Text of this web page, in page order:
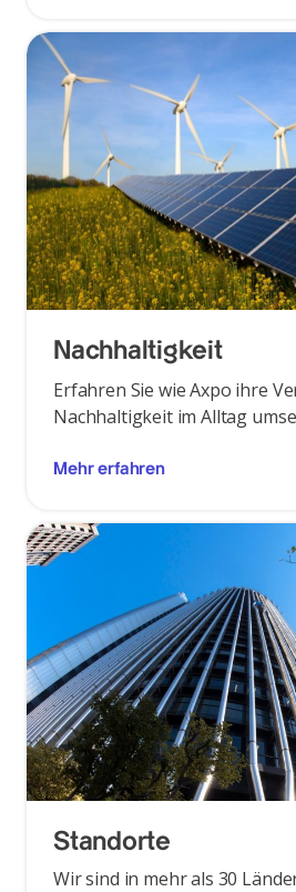
Nachhaltigkeit
Erfahren Sie wie Axpo ihre
Nachhaltigkeit im Alltag
Mehr erfahren
Standorte
Wir sind in mehr als 30